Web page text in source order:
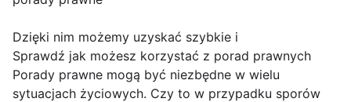
Dzięki nim możemy uzyskać szybkie i
Sprawdź jak możesz korzystać z porad prawnych
Porady prawne mogą być niezbędne w wielu
sytuacjach życiowych. Czy to w przypadku sporów